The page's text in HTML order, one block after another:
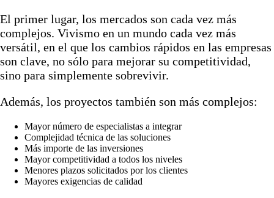
El primer lugar, los mercados son cada vez más
complejos. Vivismo en un mundo cada vez más
versátil, en el que los cambios rápidos en las empresas
son clave, no sólo para mejorar su competitividad,
sino para simplemente sobrevivir.
Además, los proyectos también son más complejos:
Mayor número de especialistas a integrar
Complejidad técnica de las soluciones
Más importe de las inversiones
Mayor competitividad a todos los niveles
Menores plazos solicitados por los clientes
Mayores exigencias de calidad